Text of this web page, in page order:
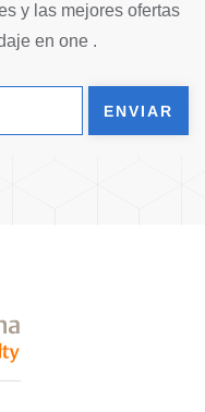
y las mejores ofertas
en one .
ENVIAR